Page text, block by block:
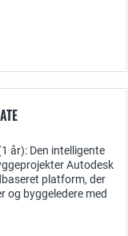
år): Den intelligente
Autodesk
platform, der
og byggeledere med